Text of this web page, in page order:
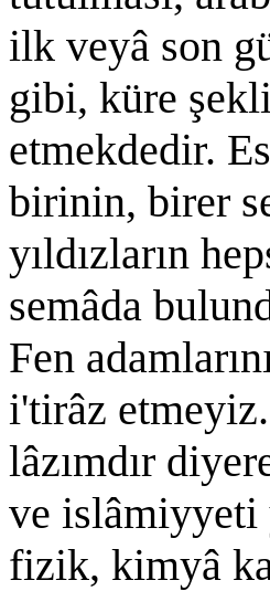
ilk veyâ son
gibi, küre
etmekdedir.
birinin, birer
yıldızların
semâda
Fen
i'tirâz
lâzımdır
ve islâmiyyeti
fizik, kimyâ